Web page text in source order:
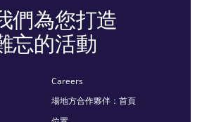
們為您打造
忘的活動
Careers
場地方合作夥伴：首頁